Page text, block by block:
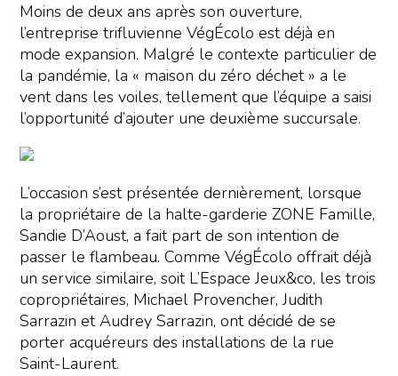
Moins de deux ans après son ouverture,
l’entreprise trifluvienne VégÉcolo est déjà en
mode expansion. Malgré le contexte particulier de
la pandémie, la « maison du zéro déchet » a le
vent dans les voiles, tellement que l’équipe a saisi
l’opportunité d’ajouter une deuxième succursale.
L’occasion s’est présentée dernièrement, lorsque
la propriétaire de la halte-garderie ZONE Famille,
Sandie D’Aoust, a fait part de son intention de
passer le flambeau. Comme VégÉcolo offrait déjà
un service similaire, soit L’Espace Jeux&co, les trois
copropriétaires, Michael Provencher, Judith
Sarrazin et Audrey Sarrazin, ont décidé de se
porter acquéreurs des installations de la rue
Saint-Laurent.